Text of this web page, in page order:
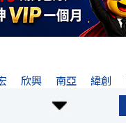
欣興 南亞 緯創